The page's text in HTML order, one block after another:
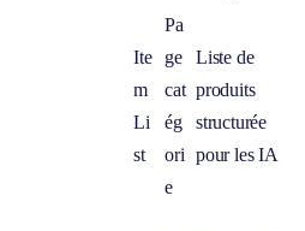
Ite
m
Li
st
Pa
ge
cat
ég
ori
e
Liste de
produits
structurée
pour les IA